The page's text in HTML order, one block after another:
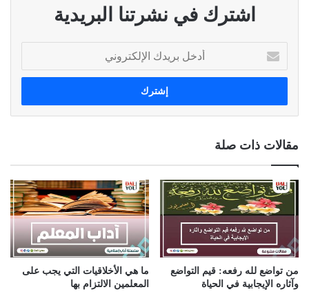
اشترك في نشرتنا البريدية
خ
ب
د
ك
ا
ل
ت
و
مقالات ذات صلة
من تواضع لله رفعه: قيم التواضع
وآثاره الإيجابية في الحياة
ما هي الأخلاقيات التي يجب على
المعلمين الالتزام بها